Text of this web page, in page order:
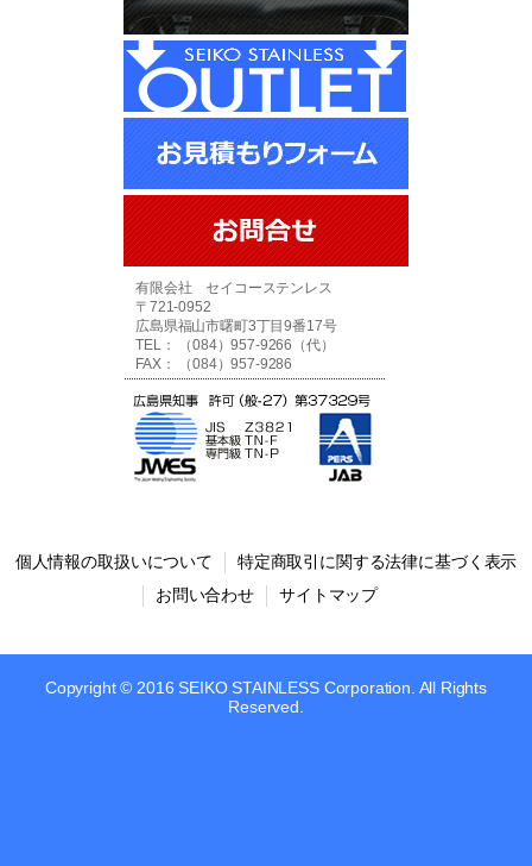
有限会社 セイコーステンレス
〒721-0952
広島県福山市曙町3丁目9番17号
TEL： （084）957-9266（代）
FAX： （084）957-9286
個人情報の取扱いについて
特定商取引に関する法律に基づく表示
お問い合わせ
サイトマップ
Copyright © 2016 SEIKO STAINLESS Corporation. All Rights
Reserved.